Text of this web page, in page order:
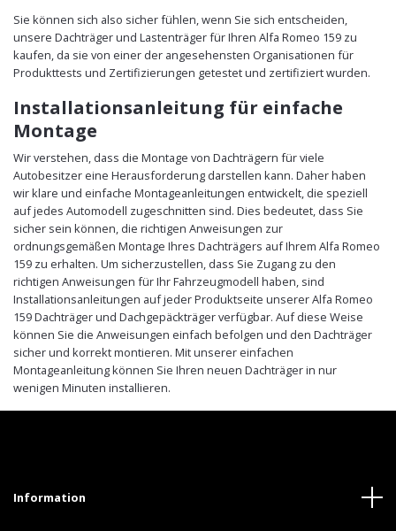
Sie können sich also sicher fühlen, wenn Sie sich entscheiden,
unsere Dachträger und Lastenträger für Ihren Alfa Romeo 159 zu
kaufen, da sie von einer der angesehensten Organisationen für
Produkttests und Zertifizierungen getestet und zertifiziert wurden.
Installationsanleitung für einfache
Montage
Wir verstehen, dass die Montage von Dachträgern für viele
Autobesitzer eine Herausforderung darstellen kann. Daher haben
wir klare und einfache Montageanleitungen entwickelt, die speziell
auf jedes Automodell zugeschnitten sind. Dies bedeutet, dass Sie
sicher sein können, die richtigen Anweisungen zur
ordnungsgemäßen Montage Ihres Dachträgers auf Ihrem Alfa Romeo
159 zu erhalten. Um sicherzustellen, dass Sie Zugang zu den
richtigen Anweisungen für Ihr Fahrzeugmodell haben, sind
Installationsanleitungen auf jeder Produktseite unserer Alfa Romeo
159 Dachträger und Dachgepäckträger verfügbar. Auf diese Weise
können Sie die Anweisungen einfach befolgen und den Dachträger
sicher und korrekt montieren. Mit unserer einfachen
Montageanleitung können Sie Ihren neuen Dachträger in nur
wenigen Minuten installieren.
Information